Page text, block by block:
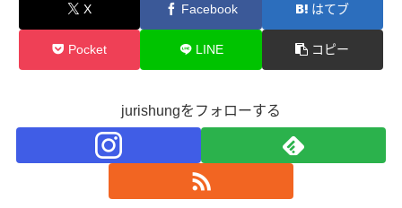
X Facebook はてブ
Pocket LINE コピー
jurishungをフォローする